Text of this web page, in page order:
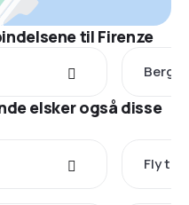
til Firenze
elsker også disse
Fly til